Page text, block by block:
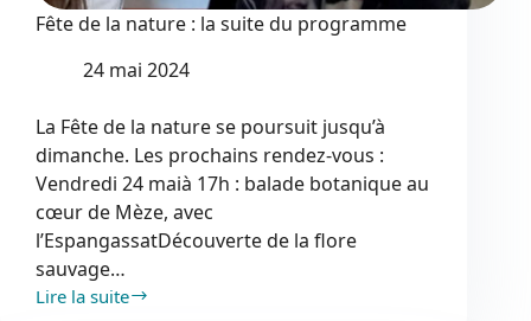
Fête de la nature : la suite du programme
24 mai 2024
La Fête de la nature se poursuit jusqu’à
dimanche. Les prochains rendez-vous :
Vendredi 24 maià 17h : balade botanique au
cœur de Mèze, avec
l’EspangassatDécouverte de la flore
sauvage…
Lire la suite
Fête